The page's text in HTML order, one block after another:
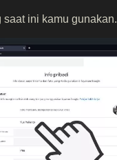
saat ini kamu gunakan.